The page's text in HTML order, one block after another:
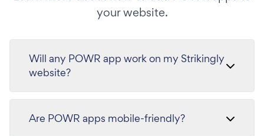
your website.
Will any POWR app work on my Strikingly
website?
Are POWR apps mobile-friendly?